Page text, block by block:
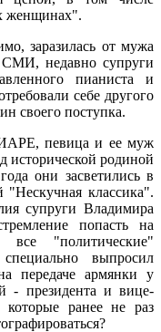
женщинах".
заразилась от мужа
СМИ, недавно супруги
пианиста и
себе другого
своего поступка.
певица и ее муж
исторической родиной
они засветились в
"Нескучная классика".
супруги Владимира
попасть на
все "политические"
выпросил
передаче армянки у
- президента и вице-
которые ранее не раз